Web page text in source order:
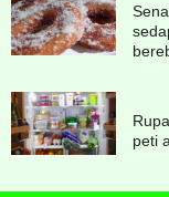
peti